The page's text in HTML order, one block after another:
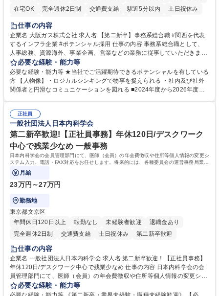
在宅OK
完全週休2日制 交通費支給 駅近5分以内
土日祝休み
服装自由
第二新卒歓迎
仕事の内容
企業名 大阪ガス株式会社 求人名 【第二新卒】事務系総合職 #関西を代表
するインフラ企業 #ポテンシャル採用 仕事の内容 事務系総合職として、
人事総務、資源海外、事業企画、営業などの業務に従事していただきま
す。 【業務内容の一例】■所属事業部の勤労業務 ■海外に関係する各種業
務 ■営業部門の企画スタッフ、ルート営業 【キャリアパス】入社後の配属
ポジションで一定期間ご活躍頂いた後、本人の適性及び将来のキャリアを
鑑みてジョブローテーションを行います。 【育成】OJTでの現場育成や研
表するインフラ企業 #ポテンシャル採用
必要な経験・能力等
必要な経験・能力等 ★当社でご活躍期待できるポテンシャルを有している
方 【人物像】・ロジカルシンキングで物事を捉えられる ・社内及び社外
関係者と円滑なコミュニケーションを図れる ■2024年度から2026年度ま
72.html ■エネルギーセキュリティの不安定化や気候変動による自然災害の
甚大化など、これまで以上に社会課題解決の重要性が高まっています。
「未来の日常」の創造に向けて持続可能な社会の実現に貢献してまいりま
す。 学歴・資格 学歴：大学院 大学 語学力： 資格：
正社員
一般社団法人日本内科学会
第二新卒歓迎!【正社員事務】年休120日/デスクワーク
中心で残業少なめ 一般事務
日本内科学会の会員管理部門にて、医師（会員）の年会費徴収や住所等個人情報の変更シ
ステム入力、電話・FAX対応をお任せします。将来的には、各種委員会の運営事務局業務
などにも幅広く携わっていただきます。
月給
23万円～27万円
勤務地
東京都文京区
年間休日120日以上
転勤なし 未経験者歓迎
退職金あり
完全週休2日制
交通費支給 土日祝休み 第二新卒歓迎
仕事の内容
企業名 一般社団法人日本内科学会 求人名 第二新卒歓迎！【正社員事務】
年休120日/デスクワーク中心で残業少なめ 仕事の内容 日本内科学会の会
員管理部門にて、医師（会員）の年会費徴収や住所等個人情報の変更シス
テム入力、電話・FAX対応をお任せします。将来的には、各種委員会の運
営事務局業務などにも幅広く携わっていただきます。 【会員管理・データ
必要な経験・能力等